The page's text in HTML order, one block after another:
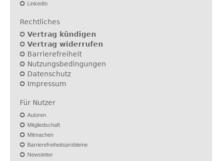
LinkedIn
Rechtliches
Vertrag kündigen
Vertrag widerrufen
Barrierefreiheit
Nutzungsbedingungen
Datenschutz
Impressum
Für Nutzer
Autoren
Mitgliedschaft
Mitmachen
Barrierefreiheitsprobleme
Newsletter